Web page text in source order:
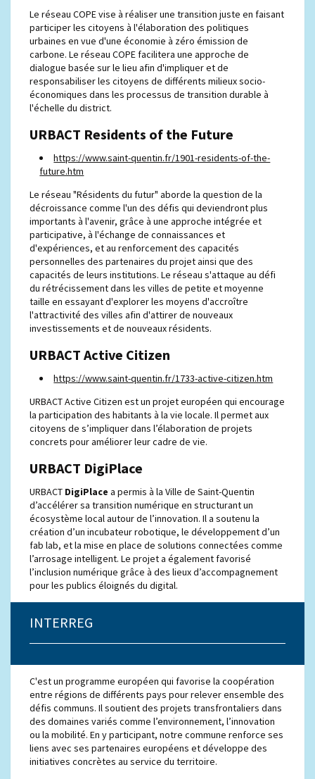
Le réseau COPE vise à réaliser une transition juste en faisant
participer les citoyens à l'élaboration des politiques
urbaines en vue d'une économie à zéro émission de
carbone. Le réseau COPE facilitera une approche de
dialogue basée sur le lieu afin d'impliquer et de
responsabiliser les citoyens de différents milieux socio-
économiques dans les processus de transition durable à
l'échelle du district.
URBACT Residents of the Future
https://www.saint-quentin.fr/1901-residents-of-the-
future.htm
Le réseau "Résidents du futur" aborde la question de la
décroissance comme l'un des défis qui deviendront plus
importants à l'avenir, grâce à une approche intégrée et
participative, à l'échange de connaissances et
d'expériences, et au renforcement des capacités
personnelles des partenaires du projet ainsi que des
capacités de leurs institutions. Le réseau s'attaque au défi
du rétrécissement dans les villes de petite et moyenne
taille en essayant d'explorer les moyens d'accroître
l'attractivité des villes afin d'attirer de nouveaux
investissements et de nouveaux résidents.
URBACT Active Citizen
https://www.saint-quentin.fr/1733-active-citizen.htm
URBACT Active Citizen est un projet européen qui encourage
la participation des habitants à la vie locale. Il permet aux
citoyens de s’impliquer dans l’élaboration de projets
concrets pour améliorer leur cadre de vie.
URBACT DigiPlace
URBACT DigiPlace a permis à la Ville de Saint-Quentin
d’accélérer sa transition numérique en structurant un
écosystème local autour de l’innovation. Il a soutenu la
création d’un incubateur robotique, le développement d’un
fab lab, et la mise en place de solutions connectées comme
l’arrosage intelligent. Le projet a également favorisé
l’inclusion numérique grâce à des lieux d’accompagnement
pour les publics éloignés du digital.
INTERREG
C'est un programme européen qui favorise la coopération
entre régions de différents pays pour relever ensemble des
défis communs. Il soutient des projets transfrontaliers dans
des domaines variés comme l’environnement, l’innovation
ou la mobilité. En y participant, notre commune renforce ses
liens avec ses partenaires européens et développe des
initiatives concrètes au service du territoire.